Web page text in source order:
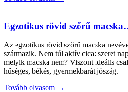
Egzotikus rövid szőrű
Az egzotikus rövid szőrű macska
származik. Nem túl aktív cica: szeret
melyik macska nem? Viszont ideális
hűséges, békés, gyermekbarát jószág.
Tovább olvasom →